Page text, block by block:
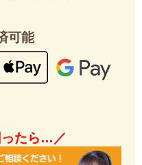
可能
ったら…／